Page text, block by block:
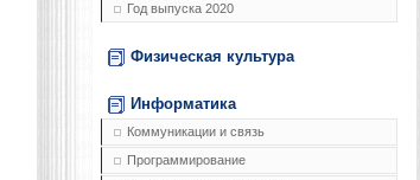
Год выпуска 2020
Физическая культура
Информатика
Коммуникации и связь
Программирование